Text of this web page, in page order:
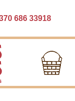
686 33918